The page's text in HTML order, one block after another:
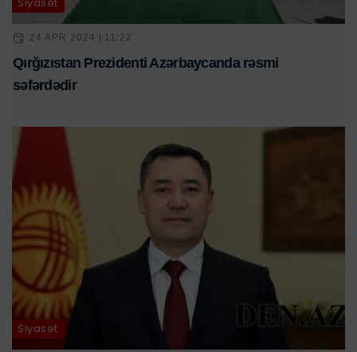
24 APR 2024 | 11:22
Qırğızıstan Prezidenti Azərbaycanda rəsmi
səfərdədir
Siyasət